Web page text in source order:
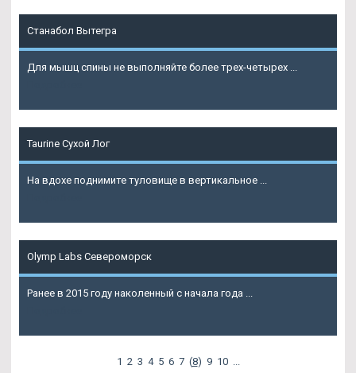
Станабол Вытегра
Для мышц спины не выполняйте более трех-четырех ...
Taurine Сухой Лог
На вдохе поднимите туловище в вертикальное ...
Olymp Labs Североморск
Ранее в 2015 году наколенный с начала года ...
1 2 3 4 5 6 7 (8) 9 10